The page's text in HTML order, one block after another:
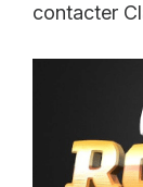
contacter